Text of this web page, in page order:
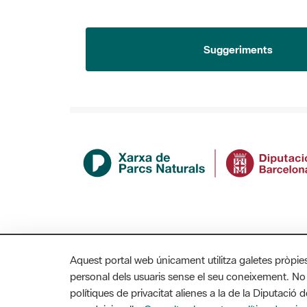
Suggeriments
Aquest portal web únicament utilitza galetes
personal dels usuaris sense el seu coneixement.
polítiques de privacitat alienes a la de la Diputació